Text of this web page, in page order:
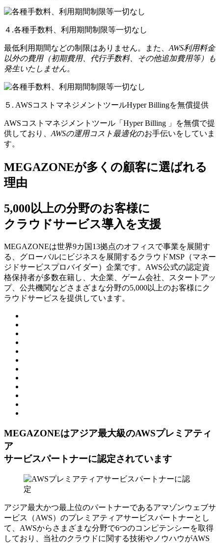
４.各種手数料、利用期間制限等一切なし
最低利用期間などの制限はありません。また、 AWS利用料金
以外の費用（初期費用、代行手数料、その他追加費用等）も
発生いたしません。
５. AWSコストマネジメントツールHyper Billingを無償提供
AWSコストマネジメントツール「Hyper Billing 」を無償で提
供しており、 AWSの運⽤コスト最適化のお⼿伝いをしていま
す。
MEGAZONEが多くの顧客に選ばれる
理由
5,000以上の分野のお客様に
クラウドサービス導入を支援
MEGAZONEは世界9カ国13拠点のオフィスで事業を展開す
る、グローバルにビジネスを展開するクラウドMSP（マネー
ジドサービスプロバイダー）企業です。AWS公式の認定資
格保持者が多数在籍し、⼤企業、ゲーム会社、スタートアッ
プ、公共機関などさまざまな分野の5,000以上のお客様にク
ラウドサービスを提供しています。
MEGAZONEはアジア最⼤級のAWSプレミアティ
ア
サービスパートナーに認定されています
アジア最大かつ最上位のパートナーであるアマゾンウェブサ
ービス（AWS）のプレミアティアサービスパートナーとし
て、AWSからさまざまな分野で6つのコンピテンシーを取得
しており、当社のクラウドに関する技術やノウハウがAWS